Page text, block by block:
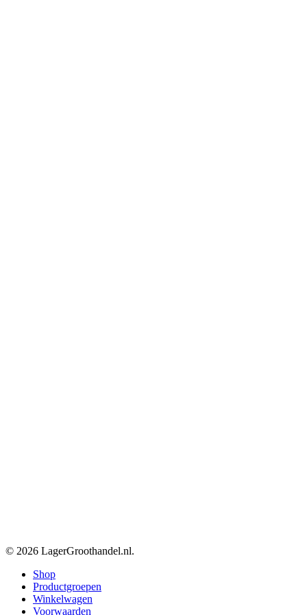
© 2026 LagerGroothandel.nl.
Close
Menu
Shop
Productgroepen
Winkelwagen
Voorwaarden